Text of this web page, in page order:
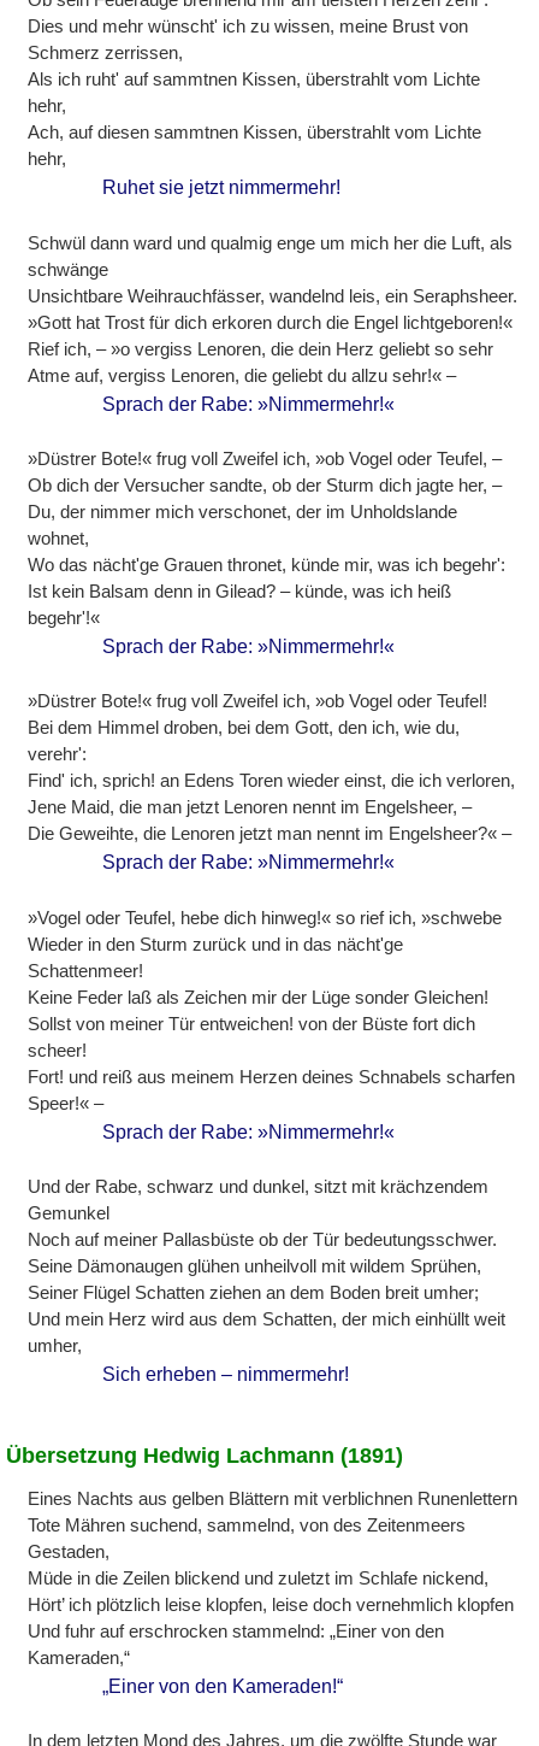
Dies und mehr wünscht' ich zu wissen, meine Brust von
Schmerz zerrissen,
Als ich ruht' auf sammtnen Kissen, überstrahlt vom Lichte
hehr,
Ach, auf diesen sammtnen Kissen, überstrahlt vom Lichte
hehr,
Ruhet sie jetzt nimmermehr!
Schwül dann ward und qualmig enge um mich her die Luft, als
schwänge
Unsichtbare Weihrauchfässer, wandelnd leis, ein Seraphsheer.
»Gott hat Trost für dich erkoren durch die Engel lichtgeboren!«
Rief ich, – »o vergiss Lenoren, die dein Herz geliebt so sehr
Atme auf, vergiss Lenoren, die geliebt du allzu sehr!« –
Sprach der Rabe: »Nimmermehr!«
»Düstrer Bote!« frug voll Zweifel ich, »ob Vogel oder Teufel, –
Ob dich der Versucher sandte, ob der Sturm dich jagte her, –
Du, der nimmer mich verschonet, der im Unholdslande
wohnet,
Wo das nächt'ge Grauen thronet, künde mir, was ich begehr':
Ist kein Balsam denn in Gilead? – künde, was ich heiß
begehr'!«
Sprach der Rabe: »Nimmermehr!«
»Düstrer Bote!« frug voll Zweifel ich, »ob Vogel oder Teufel!
Bei dem Himmel droben, bei dem Gott, den ich, wie du,
verehr':
Find' ich, sprich! an Edens Toren wieder einst, die ich verloren,
Jene Maid, die man jetzt Lenoren nennt im Engelsheer, –
Die Geweihte, die Lenoren jetzt man nennt im Engelsheer?« –
Sprach der Rabe: »Nimmermehr!«
»Vogel oder Teufel, hebe dich hinweg!« so rief ich, »schwebe
Wieder in den Sturm zurück und in das nächt'ge
Schattenmeer!
Keine Feder laß als Zeichen mir der Lüge sonder Gleichen!
Sollst von meiner Tür entweichen! von der Büste fort dich
scheer!
Fort! und reiß aus meinem Herzen deines Schnabels scharfen
Speer!« –
Sprach der Rabe: »Nimmermehr!«
Und der Rabe, schwarz und dunkel, sitzt mit krächzendem
Gemunkel
Noch auf meiner Pallasbüste ob der Tür bedeutungsschwer.
Seine Dämonaugen glühen unheilvoll mit wildem Sprühen,
Seiner Flügel Schatten ziehen an dem Boden breit umher;
Und mein Herz wird aus dem Schatten, der mich einhüllt weit
umher,
Sich erheben – nimmermehr!
Übersetzung Hedwig Lachmann (1891)
Eines Nachts aus gelben Blättern mit verblichnen Runenlettern
Tote Mähren suchend, sammelnd, von des Zeitenmeers
Gestaden,
Müde in die Zeilen blickend und zuletzt im Schlafe nickend,
Hört’ ich plötzlich leise klopfen, leise doch vernehmlich klopfen
Und fuhr auf erschrocken stammelnd: „Einer von den
Kameraden,“
„Einer von den Kameraden!“
In dem letzten Mond des Jahres, um die zwölfte Stunde war